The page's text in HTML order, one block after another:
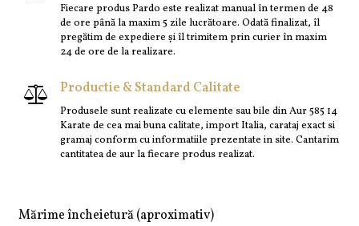
Fiecare produs Pardo este realizat manual în termen de 48
de ore până la maxim 5 zile lucrătoare. Odată finalizat, îl
pregătim de expediere și îl trimitem prin curier în maxim
24 de ore de la realizare.
Productie & Standard Calitate
Produsele sunt realizate cu elemente sau bile din Aur 585 14
Karate de cea mai buna calitate, import Italia, carataj exact si
gramaj conform cu informatiile prezentate in site. Cantarim
cantitatea de aur la fiecare produs realizat.
Mărime încheietură (aproximativ)